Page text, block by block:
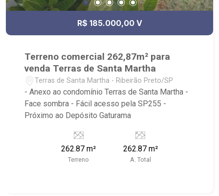
R$ 185.000,00 V
Terreno comercial 262,87m² para
venda Terras de Santa Martha
Terras de Santa Martha - Ribeirão Preto/SP
- Anexo ao condomínio Terras de Santa Martha -
Face sombra - Fácil acesso pela SP255 -
Próximo ao Depósito Gaturama
262.87 m²
Terreno
262.87 m²
A. Total